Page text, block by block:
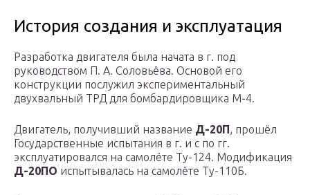
История создания и эксплуатация
Разработка двигателя была начата в г. под
руководством П. А. Соловьёва. Основой его
конструкции послужил экспериментальный
двухвальный ТРД для бомбардировщика М-4.
Двигатель, получивший название Д-20П, прошёл
Государственные испытания в г. и с по гг.
эксплуатировался на самолёте Ту-124. Модификация
Д-20ПО испытывалась на самолёте Ту-110Б.